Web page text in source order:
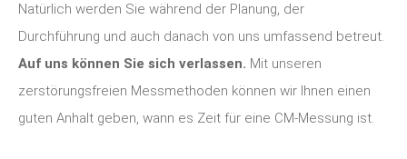
Natürlich werden Sie während der Planung, der
Durchführung und auch danach von uns umfassend betreut.
Auf uns können Sie sich verlassen. Mit unseren
zerstörungsfreien Messmethoden können wir Ihnen einen
guten Anhalt geben, wann es Zeit für eine CM-Messung ist.